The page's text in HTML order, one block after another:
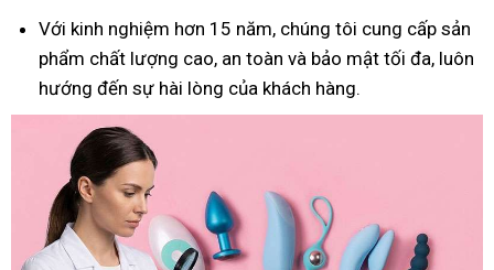
Với kinh nghiệm hơn 15 năm, chúng tôi cung cấp sản
phẩm chất lượng cao, an toàn và bảo mật tối đa, luôn
hướng đến sự hài lòng của khách hàng.